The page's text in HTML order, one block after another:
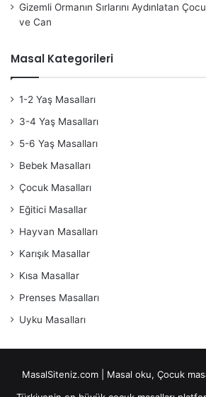
Gizemli Ormanın Sırlarını Aydınlatan
ve Can
Masal Kategorileri
1-2 Yaş Masalları
3-4 Yaş Masalları
5-6 Yaş Masalları
Bebek Masalları
Çocuk Masalları
Eğitici Masallar
Hayvan Masalları
Karışık Masallar
Kısa Masallar
Prenses Masalları
Uyku Masalları
MasalSiteniz.com | Masal oku, Çocuk